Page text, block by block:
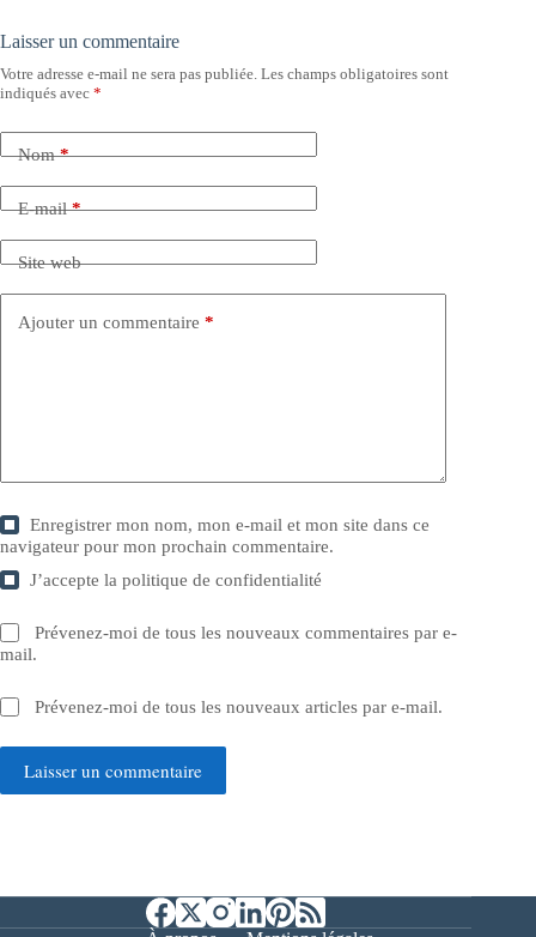
Laisser un commentaire
Votre adresse e-mail ne sera pas publiée. Les champs obligatoires sont
indiqués avec *
Nom*
E-mail*
Site web
Ajouter un commentaire *
Enregistrer mon nom, mon e-mail et mon site dans ce
navigateur pour mon prochain commentaire.
J’accepte lapolitique de confidentialité
Prévenez-moi de tous les nouveaux commentaires par e-
mail.
Prévenez-moi de tous les nouveaux articles par e-mail.
Laisser un commentaire